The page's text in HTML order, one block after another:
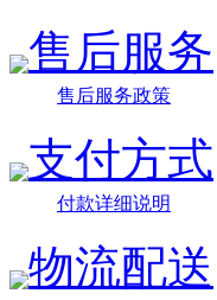
售后服务
售后服务政策
支付方式
付款详细说明
物流配送